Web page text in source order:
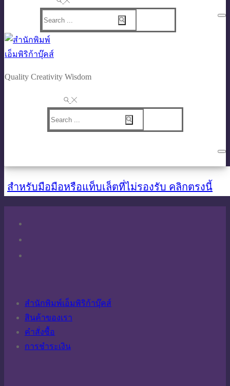
Search
for:
Quality Creativity Wisdom
Search
for:
สำหรับมือมือหรือแท็บเล็ตที่ไม่รองรับ คลิกตรงนี้
สำนักพิมพ์เอ็มพิริก้าบุ๊คส์
สินค้าของเรา
คำสั่งซื้อ
การชำระเงิน